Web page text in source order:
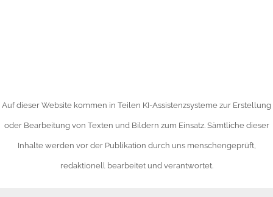
Auf dieser Website kommen in Teilen KI-Assistenzsysteme zur Erstellung
oder Bearbeitung von Texten und Bildern zum Einsatz. Sämtliche dieser
Inhalte werden vor der Publikation durch uns menschengeprüft,
redaktionell bearbeitet und verantwortet.